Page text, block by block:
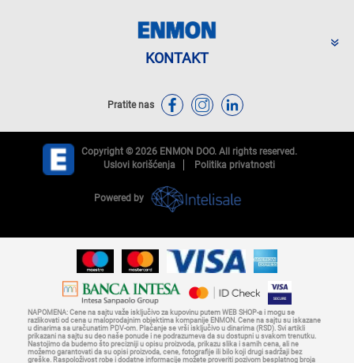
KONTAKT
Pratite nas
Copyright © 2026 ENMON DOO. All rights reserved.
Uslovi korišćenja
Politika privatnosti
Powered by
NAPOMENA: Cene na sajtu važe isključivo za kupovinu putem WEB SHOP-a i mogu se
razlikovati od cena u maloprodajnim objektima kompanije ENMON. Cene na sajtu su iskazane
u dinarima sa uračunatim PDV-om. Plaćanje se vrši isključivo u dinarima (RSD). Svi artikli
prikazani na sajtu su deo naše ponude i ne podrazumeva da su dostupni u svakom trenutku.
Nastojimo da budemo što precizniji u opisu proizvoda, prikazu slika i samih cena, ali ne
možemo garantovati da su opisi proizvoda, cene, fotografije ili bilo koji drugi sadržaji bez
greške. Raspoloživost robe i dodatne informacije možete proveriti pozivom besplatnog broja